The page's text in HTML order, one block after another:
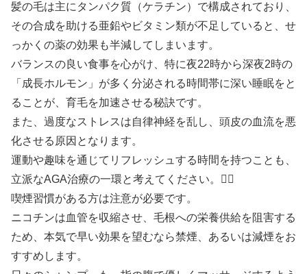
髪の毛は主にタンパク質（ケラチン）で構成されており、
その合成を助ける亜鉛やビタミン類が不足していると、せ
っかくの薬の効果も半減してしまいます。
バランスの良い食事を心がけ、特に夜22時から深夜2時の
「成長ホルモン」が多く分泌される時間帯に深い睡眠をと
ることが、育毛を加速させる秘訣です。
また、過度なストレスは自律神経を乱し、頭皮の血流を悪
化させる原因となります。
運動や趣味を通じてリフレッシュする時間を持つことも、
立派なAGA治療の一環と考えてください。🏃‍♂️
喫煙習慣がある方は注意が必要です。
ニコチンは血管を収縮させ、毛根への栄養供給を阻害する
ため、本気で早い効果を望むなら禁煙、あるいは減煙をお
すすめします。